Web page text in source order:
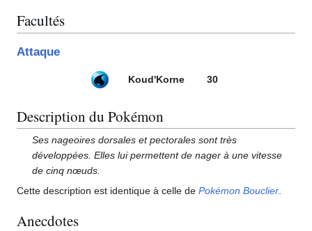
Facultés
Attaque
Koud'Korne 30
Description du Pokémon
Ses nageoires dorsales et pectorales sont très
développées. Elles lui permettent de nager à une vitesse
de cinq nœuds.
Cette description est identique à celle de Pokémon Bouclier.
Anecdotes